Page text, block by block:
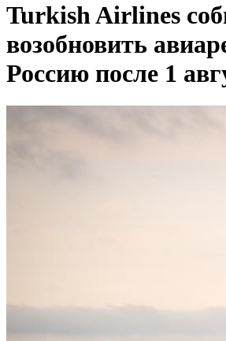
Turkish Airlines
возобновить
Россию после 1